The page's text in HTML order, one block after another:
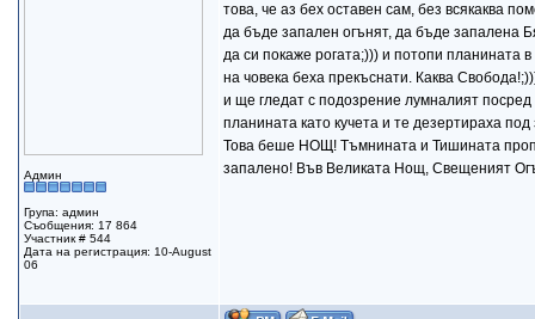
Админ
Група: админ
Съобщения: 17 864
Участник # 544
Дата на регистрация: 10-August
06
това, че аз бех оставен сам, без всякаква
да бъде запален огънят, да бъде запалена
да си покаже рогата;))) и потопи планината
на човека беха прекъснати. Каква
и ще гледат с подозрение лумналият
планината като кучета и те дезертираха
Това беше НОЩ! Тъмнината и Тишината
запалено! Във Великата Нощ, Свещеният